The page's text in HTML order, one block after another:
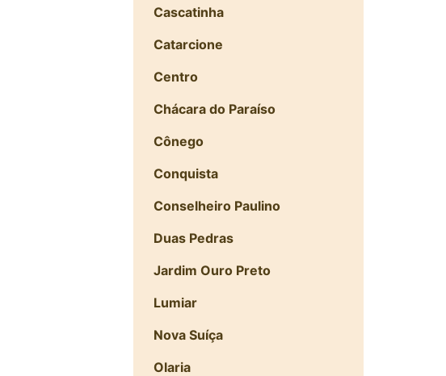
Cascatinha
Catarcione
Centro
Chácara do Paraíso
Cônego
Conquista
Conselheiro Paulino
Duas Pedras
Jardim Ouro Preto
Lumiar
Nova Suíça
Olaria